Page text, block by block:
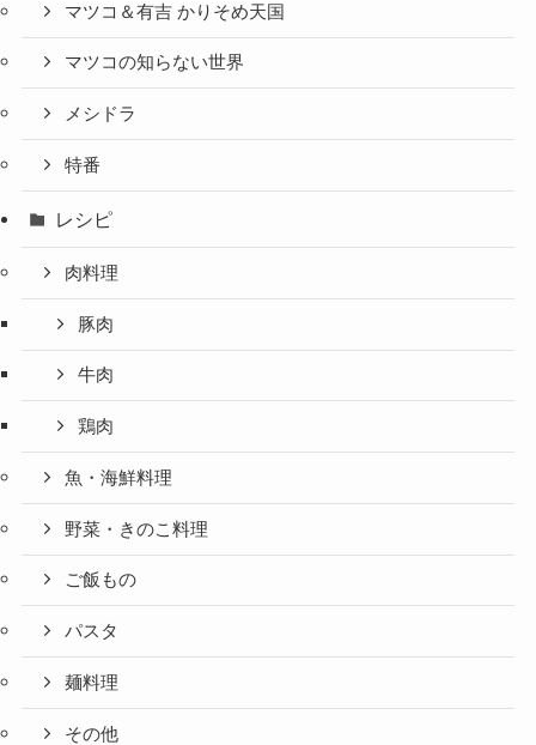
マツコ＆有吉 かりそめ天国
マツコの知らない世界
メシドラ
特番
レシピ
肉料理
豚肉
牛肉
鶏肉
魚・海鮮料理
野菜・きのこ料理
ご飯もの
パスタ
麺料理
その他